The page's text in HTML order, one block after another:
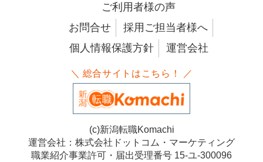
ご利用者様の声
お問合せ
採用ご担当者様へ
個人情報保護方針
運営会社
＼ 総合サイトはこちら！ ／
(c)新潟転職Komachi
運営会社：株式会社ドットコム・マーケティング
職業紹介事業許可・届出受理番号 15-ユ-300096